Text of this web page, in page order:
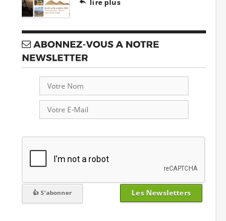
 lire plus
Les Newsletters